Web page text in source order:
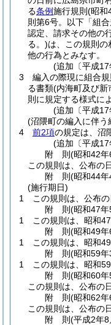
る条例施行規則 (昭和
則第6号。以下「組
認定、請求その他の
る。)は、この規則
他の行為とみなす。
(追加〔平成
3
編入の際現に組合
る書類(内海町及び新
則に規定する様式に
(追加〔平成
(沼隈町の編入に伴う
4
前2項の規定は、沼
(追加〔平成
附 則(昭和42
この規則は、公布の
附 則(昭和44
(施行期日)
1
この規則は、公布の
附 則(昭和47
1
この規則は、昭和
附 則(昭和49
1
この規則は、昭和
附 則(昭和59
1
この規則は、昭和
附 則(昭和60
この規則は、公布の
附 則(昭和62
この規則は、公布の
附 則(平成2年